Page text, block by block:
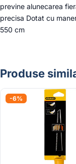
previne alunecarea
precisa Dotat cu
550 cm
Produse
-6%